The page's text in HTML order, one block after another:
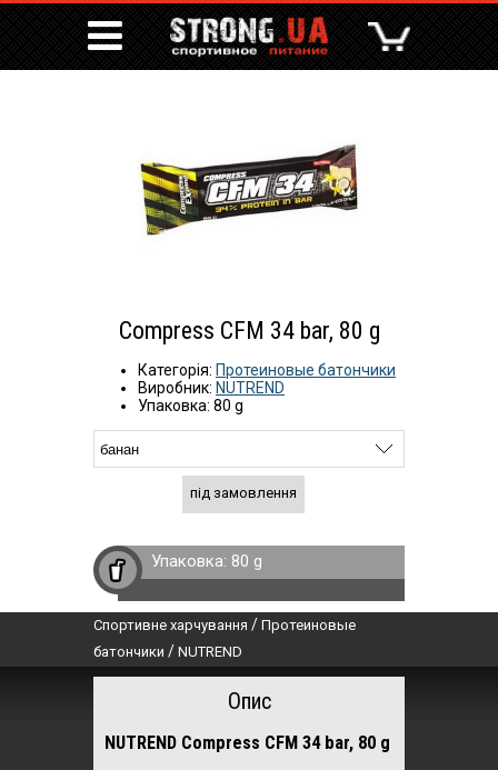
Compress CFM 34 bar, 80 g
Категорія: Протеиновые батончики
Виробник: NUTREND
Упаковка: 80 g
під замовлення
Упаковка: 80 g
Спортивне харчування / Протеиновые
батончики / NUTREND
Опис
NUTREND Compress CFM 34 bar, 80 g